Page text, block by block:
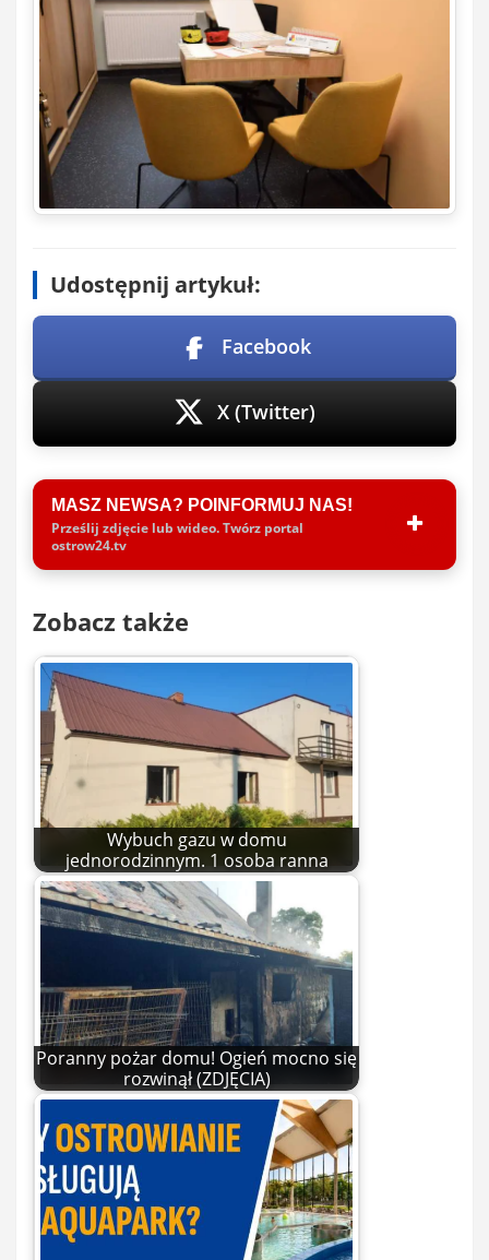
Udostępnij artykuł:
Facebook
X (Twitter)
MASZ NEWSA? POINFORMUJ NAS!
Prześlij zdjęcie lub wideo. Twórz portal
ostrow24.tv
Zobacz także
Wybuch gazu w domu
jednorodzinnym. 1 osoba ranna
Poranny pożar domu! Ogień mocno się
rozwinął (ZDJĘCIA)